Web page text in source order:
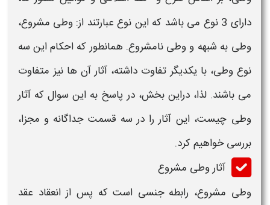
دارای 3 نوع می باشد که این نوع عبارتند از:
وطی مشروع،
وطی به شبهه و وطی نامشروع. همانطور که احکاماین سه
نوع وطی، با یکدیگر تفاوت داشته، آثار آن ها نیز متفاوت
می باشند. لذا، دراین بخش، در پاسخ به این سوال که آثار
وطی چیست، این آثار را در سه قسمت جداگانه و مجزا،
بررسی خواهیم کرد.
آثاروطی مشروع
وطی مشروع، رابطه جنسی است که پس از انعقاد عقد